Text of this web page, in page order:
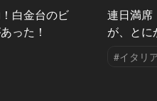
白金台のビ
った！
連日満席
が、とに
#イタリ